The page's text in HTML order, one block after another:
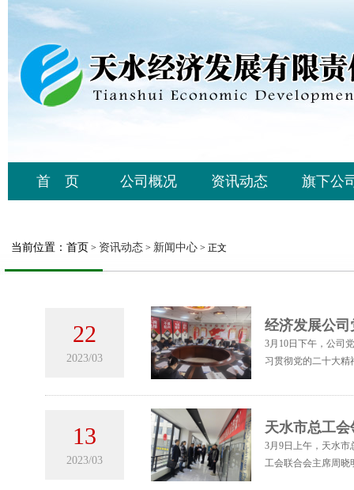
首 页 公司概况 资讯动态 旗下公
当前位置： 首页 > 资讯动态 > 新闻中心 > 正文
22
2023/03
经济发展公
3月10日下午，公司
习贯彻党的二十大
13
2023/03
天水市总工
3月9日上午，天水
工会联合会主席周晓